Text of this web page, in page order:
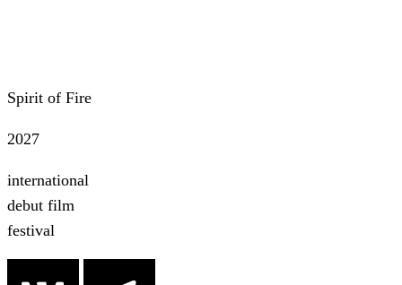
Spirit of Fire
2027
international
debut film
festival